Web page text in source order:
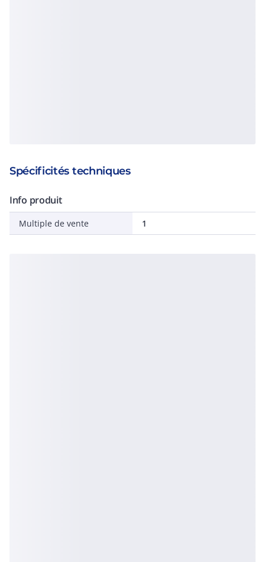
Spécificités techniques
Info produit
Multiple de vente 1